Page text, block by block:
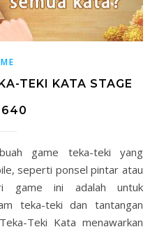
TEKI KATA STAGE
640
seperti ponsel pintar atau
game ini adalah untuk
teka-teki dan tantangan
Teki Kata menawarkan